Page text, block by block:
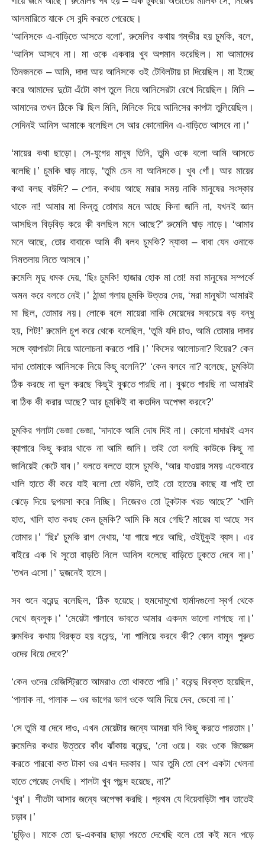
আলমারিতে যাকে সে বন্দি করতে পেরেছে।
‘আনিসকে এ-বাড়িতে আসতে বলো’, রুমেলির কথায় গম্ভীর হয় চুমকি, বলে,
‘আনিস আসবে না। মা ওকে একবার খুব অপমান করেছিল। মা আমাদের
তিনজনকে – আমি, দাদা আর আনিসকে ওই টেবিলটায় চা দিয়েছিল। মা ইচ্ছে
করে আমাদের দুটো এঁটো কাপ তুলে নিয়ে আনিসেরটা রেখে দিয়েছিল। মিনি –
আমাদের তখন ঠিকে ঝি ছিল মিনি, মিনিকে দিয়ে আনিসের কাপটা তুলিয়েছিল।
সেদিনই আনিস আমাকে বলেছিল সে আর কোনোদিন এ-বাড়িতে আসবে না।’
‘মায়ের কথা ছাড়ো। সে-যুগের মানুষ তিনি, তুমি ওকে বলো আমি আসতে
বলেছি।’ চুমকি ঘাড় নাড়ে, ‘তুমি চেন না আনিসকে। খুব গোঁ। আর মায়ের
কথা বলছ বউদি? – শোন, কথায় আছে মরার সময় নাকি মানুষের সংস্কার
থাকে না! আমার মা কিন্তু তোমার মনে আছে কিনা জানি না, যখনই জ্ঞান
আসছিল বিড়বিড় করে কী বলছিল মনে আছে?’ রুমেলি ঘাড় নাড়ে। ‘আমার
মনে আছে, তোর বাবাকে আমি কী বলব চুমকি? ন্যাকা – বাবা যেন ওনাকে
নিমতলায় নিতে আসবে।’
রুমেলি মৃদু ধমক দেয়, ‘ছিঃ চুমকি! হাজার হোক মা তো! মরা মানুষের সম্পর্কে
অমন করে বলতে নেই।’ ঠান্ডা গলায় চুমকি উত্তর দেয়, ‘মরা মানুষটা আমারই
মা ছিল, তোমার নয়। লোকে বলে মায়েরা নাকি মেয়েদের সবচেয়ে বড় বন্ধু
হয়, শিট!’ রুমেলি চুপ করে থেকে বলেছিল, ‘তুমি যদি চাও, আমি তোমার দাদার
সঙ্গে ব্যাপারটা নিয়ে আলোচনা করতে পারি।’ ‘কিসের আলোচনা? বিয়ের? কেন
দাদা তোমাকে আনিসকে নিয়ে কিছু বলেনি?’ ‘কেন বলবে না? বলেছে, চুমকিটা
ঠিক করছে না ভুল করছে কিছুই বুঝতে পারছি না। বুঝতে পারছি না আমারই
বা ঠিক কী করার আছে? আর চুমকিই বা কতদিন অপেক্ষা করবে?’
চুমকির গলাটা ভেজা ভেজা, ‘দাদাকে আমি দোষ দিই না। কোনো দাদারই এসব
ব্যাপারে কিছু করার থাকে না আমি জানি। তাই তো বলছি কাউকে কিছু না
জানিয়েই কেটে যাব।’ বলতে বলতে হাসে চুমকি, ‘আর যাওয়ার সময় একেবারে
খালি হাতে কী করে যাই বলো তো বউদি, তাই তো হাতের কাছে যা পাই তা
ঝেড়ে দিয়ে দুপয়সা করে নিচ্ছি। নিজেরও তো টুকটাক খরচ আছে?’ ‘খালি
হাত, খালি হাত করছ কেন চুমকি? আমি কি মরে গেছি? মায়ের যা আছে সব
তোমার।’ ‘ছিঃ’ চুমকি রাগ দেখায়, ‘যা গায়ে পরে আছি, ওইটুকুই ব্যস। এর
বাইরে এক খি সুতো বাড়তি নিলে আনিস বলেছে বাড়িতে ঢুকতে দেবে না।’
‘তখন এসো।’ দুজনেই হাসে।
সব শুনে বরেন্দু বলেছিল, ‘ঠিক হয়েছে। হুমদোমুখো হার্মাদগুলো স্বর্গ থেকে
দেখে জ্বলুক।’ ‘মেয়েটা পালাবে ভাবতে আমার একদম ভালো লাগছে না।’
রুমকির কথায় বিরক্ত হয় বরেন্দু, ‘না পালিয়ে করবে কী? কোন বামুন পুরুত
ওদের বিয়ে দেবে?’
‘কেন ওদের রেজিস্ট্রিতে আমরাও তো থাকতে পারি।’ বরেন্দু বিরক্ত হয়েছিল,
‘পালাক না, পালাক – ওর ভাগের ভাগ ওকে আমি দিয়ে দেব, ভেবো না।’
‘সে তুমি যা দেবে দাও, এখন মেয়েটার জন্যে আমরা যদি কিছু করতে পারতাম।’
রুমেলির কথার উত্তরে কাঁধ ঝাঁকায় বরেন্দু, ‘নো ওয়ে। বরং ওকে জিজ্ঞেস
করতে পারবো কত টাকা ওর এখন দরকার। আর তুমি তো বেশ একটা খেলনা
হাতে পেয়েছ দেখছি। শালটা খুব পছন্দ হয়েছে, না?’
‘খুব’। শীতটা আসার জন্যে অপেক্ষা করছি। প্রথম যে বিয়েবাড়িটা পাব তাতেই
চড়াব।’
‘চুড়িও। মাকে তো দু-একবার ছাড়া পরতে দেখেছি বলে তো কই মনে পড়ে